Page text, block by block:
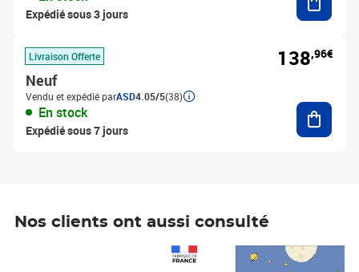
Expédié sous 3 jours
Livraison Offerte
Neuf
Vendu et expédié parASD4.05/5(38)
En stock
Expédié sous 7 jours
138,96€
Nos clients ont aussi consulté
Prix 7,50€